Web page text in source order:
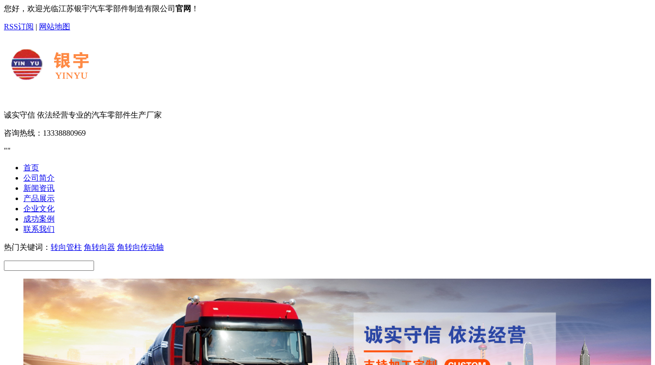
您好，欢迎光临江苏银宇汽车零部件制造有限公司 官网 ！
RSS订阅 | 网站地图
诚实守信 依法经营专业的汽车零部件生产厂家
咨询热线： 13338880969
首页
公司简介
新闻资讯
产品展示
企业文化
成功案例
联系我们
热门关键词： 转向管柱 角转向器 角转向传动轴